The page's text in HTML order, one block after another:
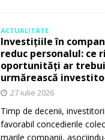
ACTUALITATE
Investițiile în
reduc personalul: ce
oportunități ar
urmărească
27 iulie 2026
Timp de decenii,
favorabil concedierile
marile companii,